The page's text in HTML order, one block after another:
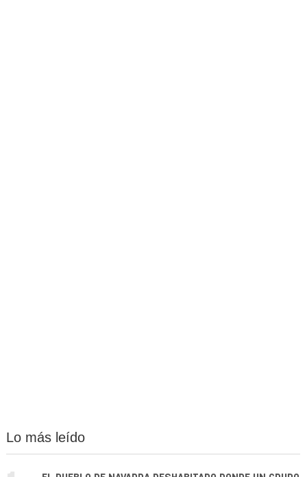
Lo más leído